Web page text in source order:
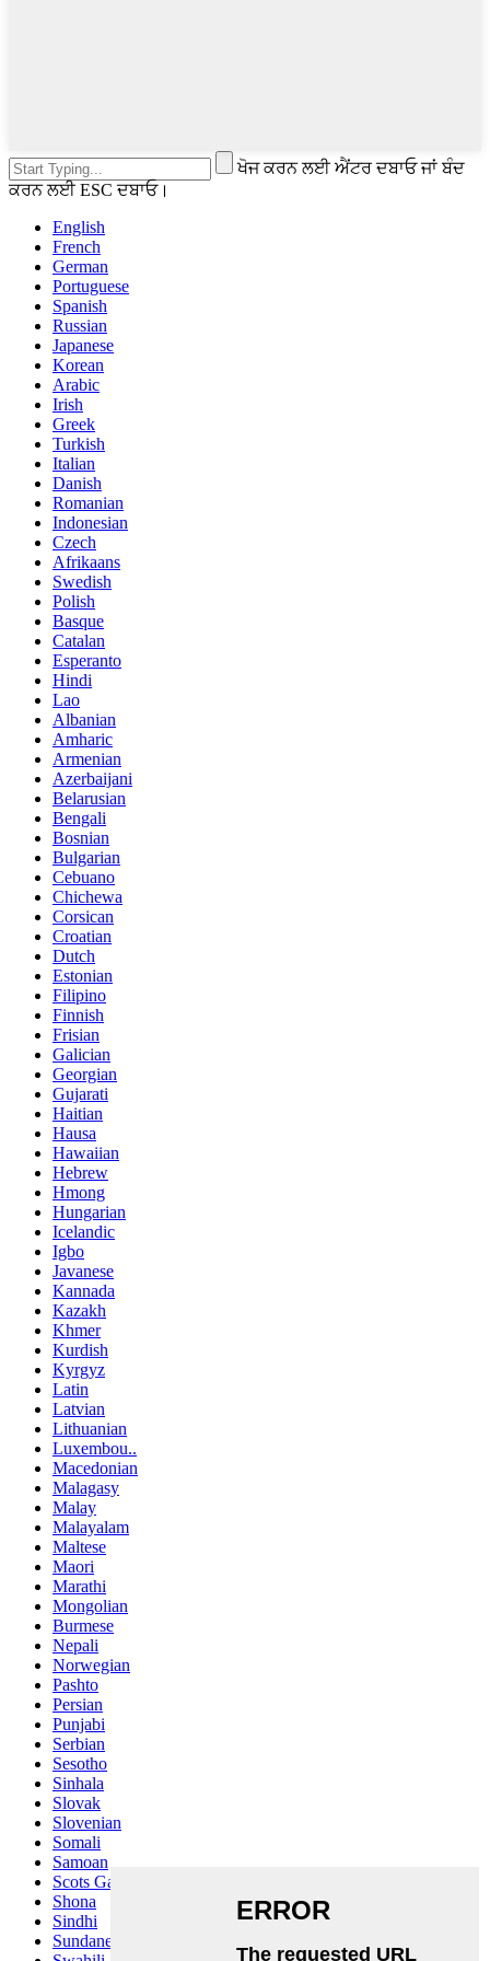
ਖੋਜ ਕਰਨ ਲਈ ਐਂਟਰ ਦਬਾਓ ਜਾਂ ਬੰਦ
ਕਰਨ ਲਈ ESC ਦਬਾਓ।
English
French
German
Portuguese
Spanish
Russian
Japanese
Korean
Arabic
Irish
Greek
Turkish
Italian
Danish
Romanian
Indonesian
Czech
Afrikaans
Swedish
Polish
Basque
Catalan
Esperanto
Hindi
Lao
Albanian
Amharic
Armenian
Azerbaijani
Belarusian
Bengali
Bosnian
Bulgarian
Cebuano
Chichewa
Corsican
Croatian
Dutch
Estonian
Filipino
Finnish
Frisian
Galician
Georgian
Gujarati
Haitian
Hausa
Hawaiian
Hebrew
Hmong
Hungarian
Icelandic
Igbo
Javanese
Kannada
Kazakh
Khmer
Kurdish
Kyrgyz
Latin
Latvian
Lithuanian
Luxembou..
Macedonian
Malagasy
Malay
Malayalam
Maltese
Maori
Marathi
Mongolian
Burmese
Nepali
Norwegian
Pashto
Persian
Punjabi
Serbian
Sesotho
Sinhala
Slovak
Slovenian
Somali
Samoan
Scots Gaelic
Shona
Sindhi
Sundanese